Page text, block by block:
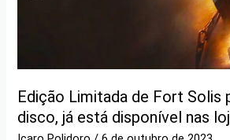
Edição Limitada de Fort Solis
disco, já está disponível nas